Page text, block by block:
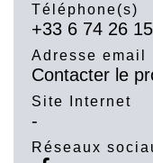
Téléphone(s)
+33 6 74 26
Adresse email
Contacter le
Site Internet
-
Réseaux